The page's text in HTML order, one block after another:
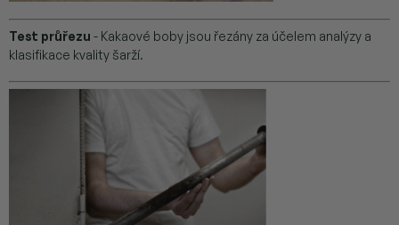
Test průřezu - Kakaové boby jsou řezány za účelem analýzy a
klasifikace kvality šarží.